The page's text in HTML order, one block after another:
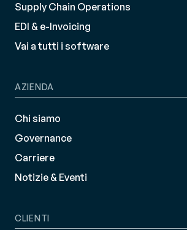
Supply Chain Operations
EDI & e-Invoicing
Vai a tutti i software
AZIENDA
Chi siamo
Governance
Carriere
Notizie & Eventi
CLIENTI